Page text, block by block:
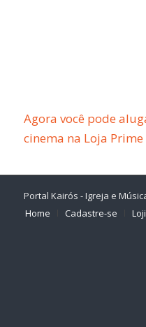
Agora você pode
cinema na Loja Prime
Portal Kairós - Igreja e
Home
Cadastre-se